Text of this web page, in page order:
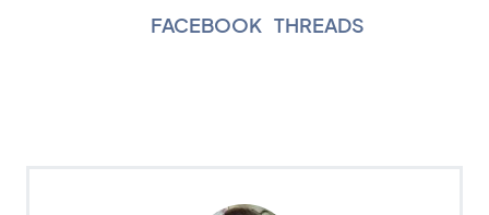
FACEBOOK THREADS